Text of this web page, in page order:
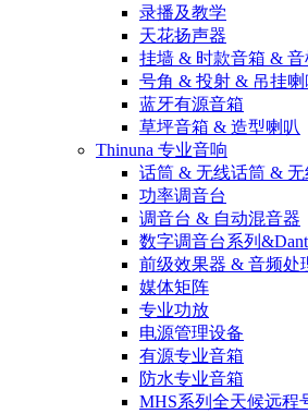
录播及教学
天花扬声器
挂墙 & 时款音箱 & 音
号角 & 投射 & 吊挂喇
蓝牙有源音箱
草坪音箱 & 造型喇叭
Thinuna 专业音响
话筒 & 无线话筒 & 无
功率调音台
调音台 & 自动混音器
数字调音台系列
前级效果器 & 音频处
媒体矩阵
专业功放
电源管理设备
有源专业音箱
防水专业音箱
MHS系列全天候远程